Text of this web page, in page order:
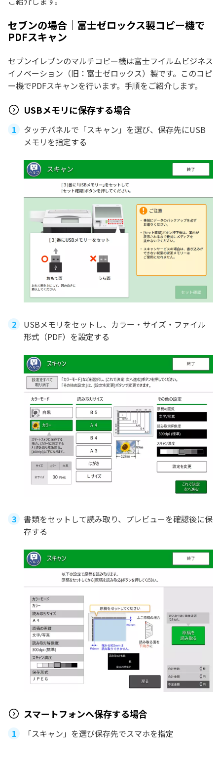
セブンの場合｜富士ゼロックス製コピー機で
PDFスキャン
セブンイレブンのマルチコピー機は富士フイルムビジネス
イノベーション（旧：富士ゼロックス）製です。このコピ
ー機でPDFスキャンを行います。手順をご紹介します。
USBメモリに保存する場合
タッチパネルで「スキャン」を選び、保存先にUSB
メモリを指定する
USBメモリをセットし、カラー・サイズ・ファイル
形式（PDF）を設定する
書類をセットして読み取り、プレビューを確認後に保
存する
スマートフォンへ保存する場合
「スキャン」を選び保存先でスマホを指定